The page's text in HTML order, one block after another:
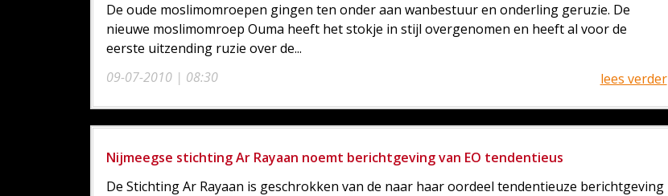
09-07-2010 | 08:30
De oude moslimomroepen gingen ten onder aan wanbestuur en onderling geruzie. De
nieuwe moslimomroep Ouma heeft het stokje in stijl overgenomen en heeft al voor de
eerste uitzending ruzie over de...
lees verder
Nijmeegse stichting Ar Rayaan noemt berichtgeving van EO tendentieus
De Stichting Ar Rayaan is geschrokken van de naar haar oordeel tendentieuze berichtgeving